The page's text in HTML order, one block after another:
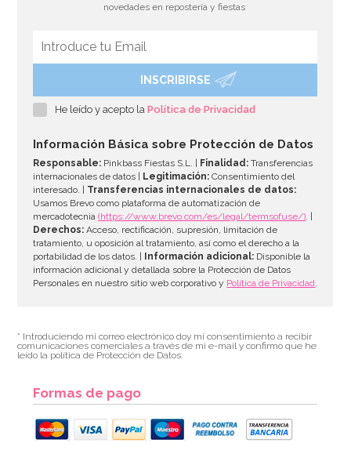
novedades en repostería y fiestas
INSCRIBIRSE
He leído y acepto laPolítica de Privacidad
Información Básica sobre Protección de Datos
Responsable: Pinkbass Fiestas S.L. | Finalidad: Transferencias
internacionales de datos |
Legitimación: Consentimiento del
interesado. | Transferencias internacionales de datos:
Usamos Brevo como plataforma de automatización de
mercadotecnia(https://www.brevo.com/es/legal/termsofuse/). |
Derechos: Acceso, rectificación, supresión, limitación de
tratamiento, u oposición al tratamiento, así como el derecho a la
portabilidad de los datos. |
Información adicional: Disponible la
información adicional y detallada sobre la Protección de Datos
Personales en nuestro sitio web corporativo y Política de Privacidad.
* Introduciendo mi correo electrónico doy mi consentimiento a recibir
comunicaciones comerciales a través de mi e-mail y confirmo que he
leído la política de Protección de Datos.
Formas de pago